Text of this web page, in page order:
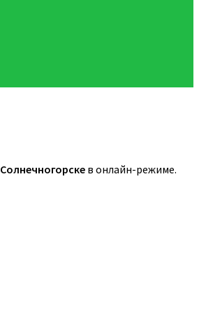
Солнечногорске в онлайн-режиме.